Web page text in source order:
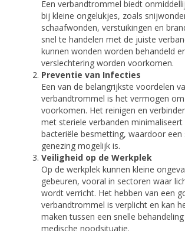
Een verbandtrommel biedt
bij kleine ongelukjes, zoals
schaafwonden, verstuikingen en
snel te handelen met de juiste
kunnen wonden worden behandeld
verslechtering worden voorkomen.
Preventie van Infecties
Een van de belangrijkste voordelen
verbandtrommel is het vermogen
voorkomen. Het reinigen en
met steriele verbanden
bacteriële besmetting, waardoor een
genezing mogelijk is.
Veiligheid op de Werkplek
Op de werkplek kunnen kleine
gebeuren, vooral in sectoren waar
wordt verricht. Het hebben van een
verbandtrommel is verplicht en kan
maken tussen een snelle
medische noodsituatie.